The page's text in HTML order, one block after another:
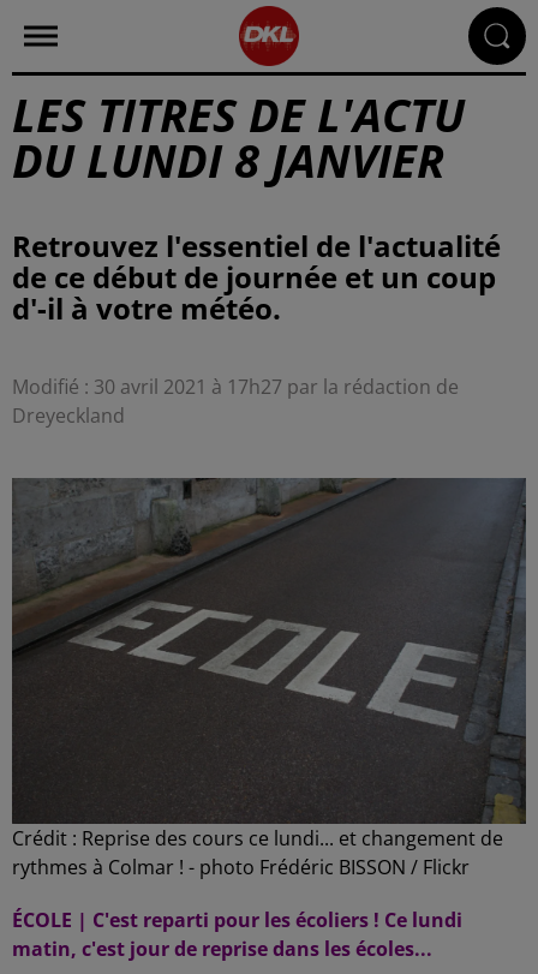
LES TITRES DE L'ACTU
DU LUNDI 8 JANVIER
Retrouvez l'essentiel de l'actualité
de ce début de journée et un coup
d'-il à votre météo.
Modifié : 30 avril 2021 à 17h27 par la rédaction de
Dreyeckland
Crédit : Reprise des cours ce lundi... et changement de
rythmes à Colmar ! - photo Frédéric BISSON / Flickr
ÉCOLE | C'est reparti pour les écoliers ! Ce lundi
matin, c'est jour de reprise dans les écoles...